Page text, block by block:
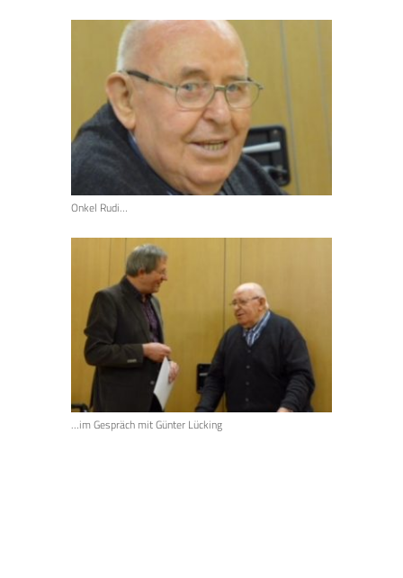
Onkel Rudi…
…im Gespräch mit Günter Lücking